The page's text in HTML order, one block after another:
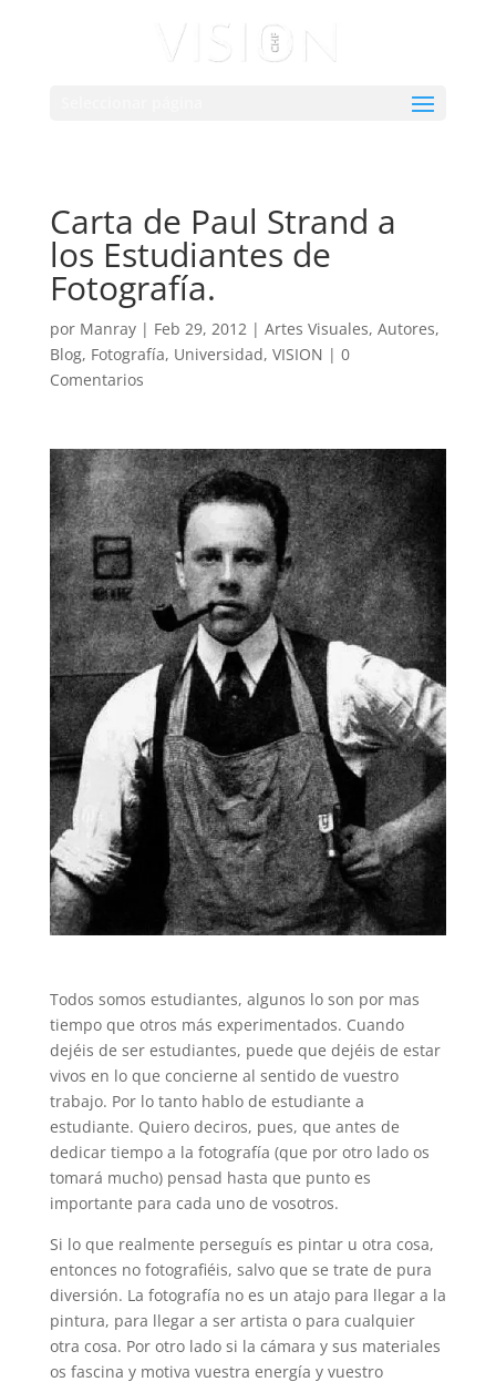
Carta de Paul Strand a
los Estudiantes de
Fotografía.
por Manray| Feb 29, 2012| Artes Visuales, Autores,
Blog, Fotografía, Universidad, VISION | 0
Comentarios
Todos somos estudiantes, algunos lo son por mas
tiempo que otros más experimentados. Cuando
dejéis de ser estudiantes, puede que dejéis de estar
vivos en lo que concierne al sentido de vuestro
trabajo. Por lo tanto hablo de estudiante a
estudiante. Quiero deciros, pues, que antes de
dedicar tiempo a la fotografía (que por otro lado os
tomará mucho) pensad hasta que punto es
importante para cada uno de vosotros.
Si lo que realmente perseguís es pintar u otra cosa,
entonces no fotografiéis, salvo que se trate de pura
diversión. La fotografía no es un atajo para llegar a la
pintura, para llegar a ser artista o para cualquier
otra cosa. Por otro lado si la cámara y sus materiales
os fascina y motiva vuestra energía y vuestro